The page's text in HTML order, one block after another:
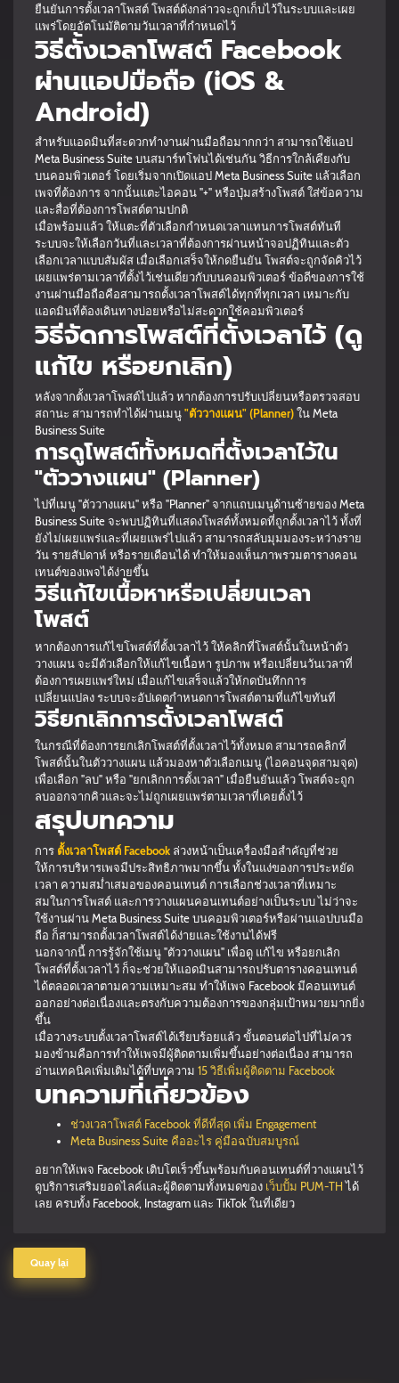
ยืนยันการตั้งเวลาโพสต์ โพสต์ดังกล่าวจะถูกเก็บไว้ในระบบและเผย
แพร่โดยอัตโนมัติตามวันเวลาที่กำหนดไว้
วิธีตั้งเวลาโพสต์ Facebook
ผ่านแอปมือถือ (iOS &
Android)
สำหรับแอดมินที่สะดวกทำงานผ่านมือถือมากกว่า สามารถใช้แอป
Meta Business Suite บนสมาร์ทโฟนได้เช่นกัน วิธีการใกล้เคียงกับ
บนคอมพิวเตอร์ โดยเริ่มจากเปิดแอป Meta Business Suite แล้วเลือก
เพจที่ต้องการ จากนั้นแตะไอคอน "+" หรือปุ่มสร้างโพสต์ ใส่ข้อความ
และสื่อที่ต้องการโพสต์ตามปกติ
เมื่อพร้อมแล้ว ให้แตะที่ตัวเลือกกำหนดเวลาแทนการโพสต์ทันที
ระบบจะให้เลือกวันที่และเวลาที่ต้องการผ่านหน้าจอปฏิทินและตัว
เลือกเวลาแบบสัมผัส เมื่อเลือกเสร็จให้กดยืนยัน โพสต์จะถูกจัดคิวไว้
เผยแพร่ตามเวลาที่ตั้งไว้เช่นเดียวกับบนคอมพิวเตอร์ ข้อดีของการใช้
งานผ่านมือถือคือสามารถตั้งเวลาโพสต์ได้ทุกที่ทุกเวลา เหมาะกับ
แอดมินที่ต้องเดินทางบ่อยหรือไม่สะดวกใช้คอมพิวเตอร์
วิธีจัดการโพสต์ที่ตั้งเวลาไว้ (ดู
แก้ไข หรือยกเลิก)
หลังจากตั้งเวลาโพสต์ไปแล้ว หากต้องการปรับเปลี่ยนหรือตรวจสอบ
สถานะ สามารถทำได้ผ่านเมนู"ตัววางแผน" (Planner)ใน Meta
Business Suite
การดูโพสต์ทั้งหมดที่ตั้งเวลาไว้ใน
"ตัววางแผน" (Planner)
ไปที่เมนู "ตัววางแผน" หรือ "Planner" จากแถบเมนูด้านซ้ายของ Meta
Business Suite จะพบปฏิทินที่แสดงโพสต์ทั้งหมดที่ถูกตั้งเวลาไว้ ทั้งที่
ยังไม่เผยแพร่และที่เผยแพร่ไปแล้ว สามารถสลับมุมมองระหว่างราย
วัน รายสัปดาห์ หรือรายเดือนได้ ทำให้มองเห็นภาพรวมตารางคอน
เทนต์ของเพจได้ง่ายขึ้น
วิธีแก้ไขเนื้อหาหรือเปลี่ยนเวลา
โพสต์
หากต้องการแก้ไขโพสต์ที่ตั้งเวลาไว้ ให้คลิกที่โพสต์นั้นในหน้าตัว
วางแผน จะมีตัวเลือกให้แก้ไขเนื้อหา รูปภาพ หรือเปลี่ยนวันเวลาที่
ต้องการเผยแพร่ใหม่ เมื่อแก้ไขเสร็จแล้วให้กดบันทึกการ
เปลี่ยนแปลง ระบบจะอัปเดตกำหนดการโพสต์ตามที่แก้ไขทันที
วิธียกเลิกการตั้งเวลาโพสต์
ในกรณีที่ต้องการยกเลิกโพสต์ที่ตั้งเวลาไว้ทั้งหมด สามารถคลิกที่
โพสต์นั้นในตัววางแผน แล้วมองหาตัวเลือกเมนู (ไอคอนจุดสามจุด)
เพื่อเลือก "ลบ" หรือ "ยกเลิกการตั้งเวลา" เมื่อยืนยันแล้ว โพสต์จะถูก
ลบออกจากคิวและจะไม่ถูกเผยแพร่ตามเวลาที่เคยตั้งไว้
สรุปบทความ
การ ตั้งเวลาโพสต์ Facebook ล่วงหน้าเป็นเครื่องมือสำคัญที่ช่วย
ให้การบริหารเพจมีประสิทธิภาพมากขึ้น ทั้งในแง่ของการประหยัด
เวลา ความสม่ำเสมอของคอนเทนต์ การเลือกช่วงเวลาที่เหมาะ
สมในการโพสต์ และการวางแผนคอนเทนต์อย่างเป็นระบบ ไม่ว่าจะ
ใช้งานผ่าน Meta Business Suite บนคอมพิวเตอร์หรือผ่านแอปบนมือ
ถือ ก็สามารถตั้งเวลาโพสต์ได้ง่ายและใช้งานได้ฟรี
นอกจากนี้ การรู้จักใช้เมนู "ตัววางแผน" เพื่อดู แก้ไข หรือยกเลิก
โพสต์ที่ตั้งเวลาไว้ ก็จะช่วยให้แอดมินสามารถปรับตารางคอนเทนต์
ได้ตลอดเวลาตามความเหมาะสม ทำให้เพจ Facebook มีคอนเทนต์
ออกอย่างต่อเนื่องและตรงกับความต้องการของกลุ่มเป้าหมายมากยิ่ง
ขึ้น
เมื่อวางระบบตั้งเวลาโพสต์ได้เรียบร้อยแล้ว ขั้นตอนต่อไปที่ไม่ควร
มองข้ามคือการทำให้เพจมีผู้ติดตามเพิ่มขึ้นอย่างต่อเนื่อง สามารถ
อ่านเทคนิคเพิ่มเติมได้ที่บทความ 15 วิธีเพิ่มผู้ติดตาม Facebook
บทความที่เกี่ยวข้อง
ช่วงเวลาโพสต์ Facebook ที่ดีที่สุด เพิ่ม Engagement
Meta Business Suite คืออะไร คู่มือฉบับสมบูรณ์
อยากให้เพจ Facebook เติบโตเร็วขึ้นพร้อมกับคอนเทนต์ที่วางแผนไว้
ดูบริการเสริมยอดไลค์และผู้ติดตามทั้งหมดของ เว็บปั้ม PUM-THได้
เลย ครบทั้ง Facebook, Instagram และ TikTok ในที่เดียว
Quay lại